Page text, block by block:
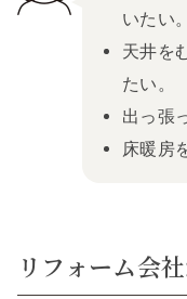
いたい。
天井を
たい。
出っ張
床暖房
リフォーム会